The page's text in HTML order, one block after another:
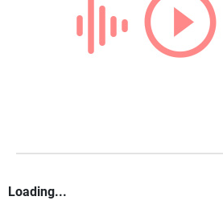
Loading...